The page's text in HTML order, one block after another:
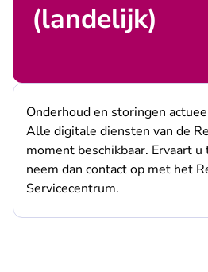
(landelijk)
Onderhoud en storingen
Alle digitale diensten van de
moment beschikbaar. Ervaart
neem dan contact op met het
Servicecentrum.